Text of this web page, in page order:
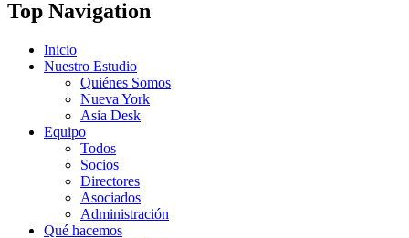
Top Navigation
Inicio
Nuestro Estudio
Quiénes Somos
Nueva York
Asia Desk
Equipo
Todos
Socios
Directores
Asociados
Administración
Qué hacemos